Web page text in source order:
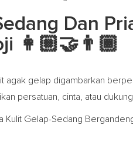
Dan
👩🏼‍🤝‍👨🏾
gelap digambarkan
persatuan, cinta, atau
Kulit Gelap-Sedang